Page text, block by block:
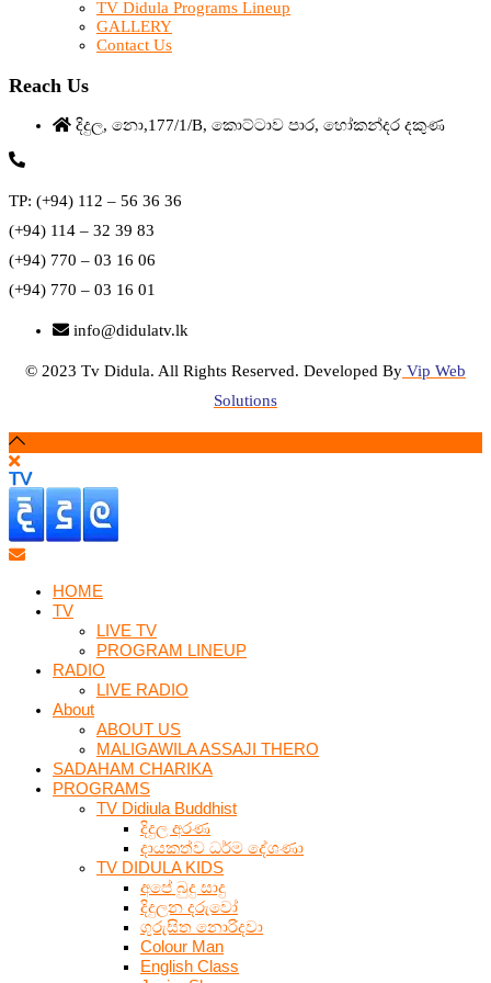
TV Didula Programs Lineup
GALLERY
Contact Us
Reach Us
දිදුල, නො,177/1/B, කොට්ටාව පාර, හෝකන්දර දකුණ
TP: (+94) 112 – 56 36 36
(+94) 114 – 32 39 83
(+94) 770 – 03 16 06
(+94) 770 – 03 16 01
info@didulatv.lk
© 2023 Tv Didula. All Rights Reserved. Developed By Vip Web
Solutions
HOME
TV
LIVE TV
PROGRAM LINEUP
RADIO
LIVE RADIO
About
ABOUT US
MALIGAWILA ASSAJI THERO
SADAHAM CHARIKA
PROGRAMS
TV Didiula Buddhist
දිදුල අරණ
දායකත්ව ධර්ම දේශණා
TV DIDULA KIDS
අපේ බුදු සාදු
දිදුලන දරුවෝ
ගුරුසිත නොරිදවා
Colour Man
English Class